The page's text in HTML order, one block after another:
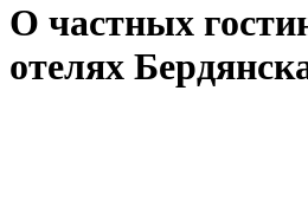
О частных
отелях